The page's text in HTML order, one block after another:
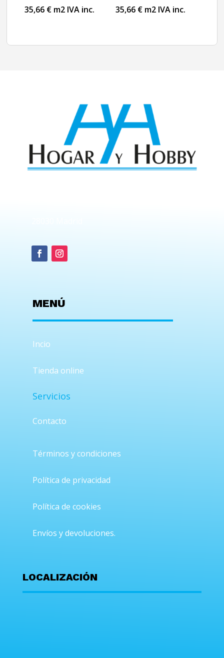
35,66 € m2 IVA inc. 35,66 €m2 IVA inc.
MENÚ
Incio
Tienda online
Servicios
Contacto
Términos y condiciones
Política de privacidad
Política de cookies
Envíos y devoluciones.
LOCALIZACIÓN